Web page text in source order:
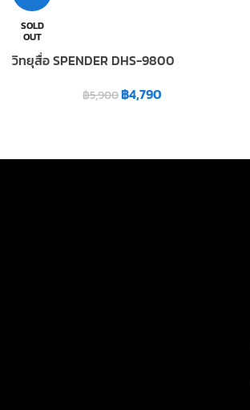
SOLD
OUT
วิทยุสื่อ SPENDER DHS-9800
฿5,900฿4,790